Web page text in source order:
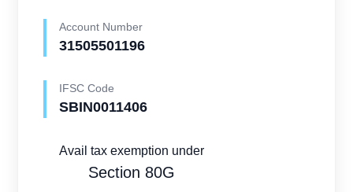
Account Number
31505501196
IFSC Code
SBIN0011406
Avail tax exemption under
Section 80G